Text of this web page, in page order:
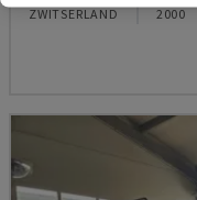
ZWITSERLAND 2000